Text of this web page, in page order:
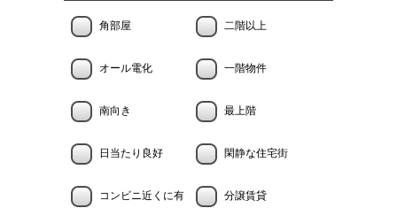
角部屋 二階以上
オール電化 一階物件
南向き 最上階
日当たり良好 閑静な住宅街
コンビニ近くに有 分譲賃貸